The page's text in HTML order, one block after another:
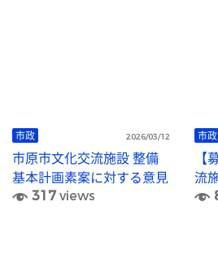
市政 2026/03/12
市原市文化交流施設 整備
基本計画素案に対する意見
募集結果を公表します
317views
市政
流
に